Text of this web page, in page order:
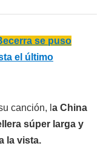
se puso
el último
canción, l a China
súper larga y
la vista.